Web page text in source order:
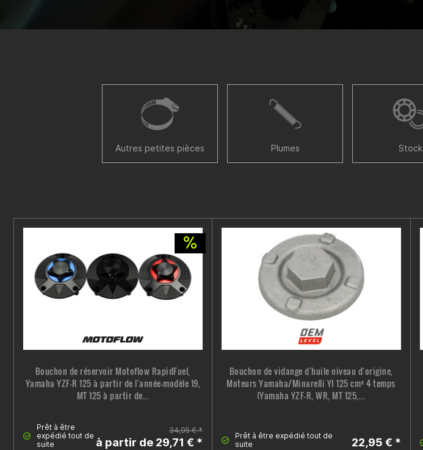
Autres petites pièces Plumes Stock
Bouchon de réservoir Motoflow RapidFuel,
Yamaha YZF-R 125 à partir de l'année-modèle 19,
MT 125 à partir de...
Prêt à être
expédié tout de
suite
34,95 € *
à partir de 29,71 € *
Bouchon de vidange d'huile niveau d'origine,
Moteurs Yamaha/Minarelli YI 125 cm³ 4 temps
(Yamaha YZF-R, WR, MT 125,...
Prêt à être expédié tout de
suite
22,95 € *